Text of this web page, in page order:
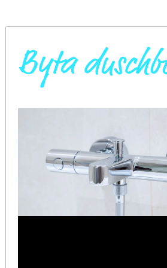
BYTA VARMVATTENBEREDARE
BYTA BLANDARE I HANDFAT